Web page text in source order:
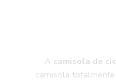
A camisola de
camisola